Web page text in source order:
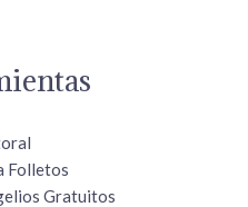
Folletos
Gratuitos